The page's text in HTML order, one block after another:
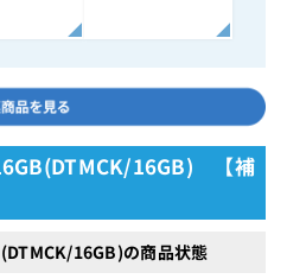
16GB) 【補
16GB)の商品状態